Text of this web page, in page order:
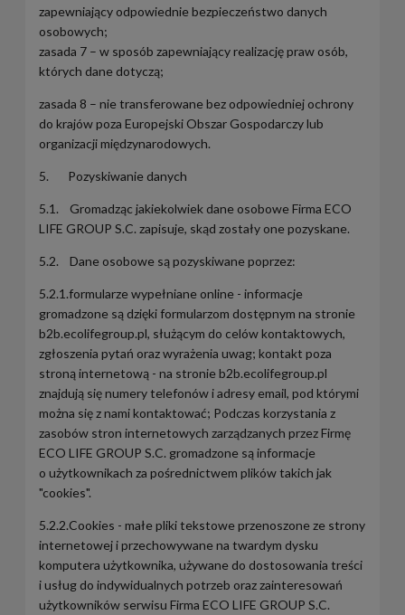
zapewniający odpowiednie bezpieczeństwo danych
osobowych;
zasada 7 – w sposób zapewniający realizację praw osób,
których dane dotyczą;
zasada 8 – nie transferowane bez odpowiedniej ochrony
do krajów poza Europejski Obszar Gospodarczy lub
organizacji międzynarodowych.
5. Pozyskiwanie danych
5.1. Gromadząc jakiekolwiek dane osobowe Firma ECO
LIFE GROUP S.C. zapisuje, skąd zostały one pozyskane.
5.2. Dane osobowe są pozyskiwane poprzez:
5.2.1.formularze wypełniane online - informacje
gromadzone są dzięki formularzom dostępnym na stronie
b2b.ecolifegroup.pl, służącym do celów kontaktowych,
zgłoszenia pytań oraz wyrażenia uwag; kontakt poza
stroną internetową - na stronie b2b.ecolifegroup.pl
znajdują się numery telefonów i adresy email, pod którymi
można się z nami kontaktować; Podczas korzystania z
zasobów stron internetowych zarządzanych przez Firmę
ECO LIFE GROUP S.C. gromadzone są informacje
o użytkownikach za pośrednictwem plików takich jak
"cookies".
5.2.2.Cookies - małe pliki tekstowe przenoszone ze strony
internetowej i przechowywane na twardym dysku
komputera użytkownika, używane do dostosowania treści
i usług do indywidualnych potrzeb oraz zainteresowań
użytkowników serwisu Firma ECO LIFE GROUP S.C.